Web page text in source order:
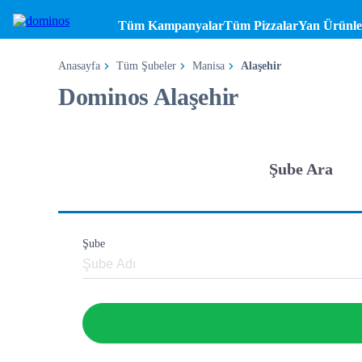
Tüm KampanyalarTüm PizzalarYan
Anasayfa Tüm Şubeler Manisa Alaşehir
Dominos Alaşehir
Şube Ara
Şube